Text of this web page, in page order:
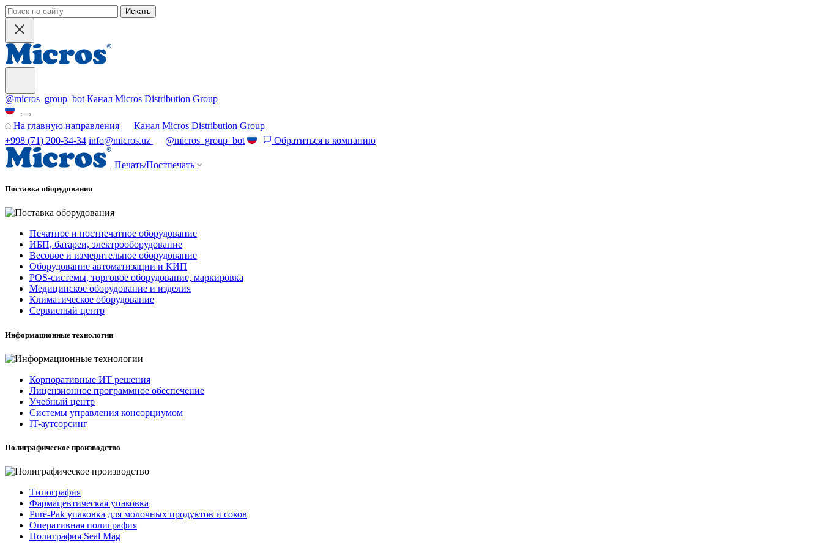
Искать
@micros_group_bot Канал Micros Distribution Group
На главную направления
Канал Micros Distribution Group
+998 (71) 200-34-34 info@micros.uz @micros_group_bot Обратиться в компанию
Печать/Постпечать
Поставка оборудования
Печатное и постпечатное оборудование
ИБП, батареи, электрооборудование
Весовое и измерительное оборудование
Оборудование автоматизации и КИП
POS-системы, торговое оборудование, маркировка
Медицинское оборудование и изделия
Климатическое оборудование
Сервисный центр
Информационные технологии
Корпоративные ИТ решения
Лицензионное программное обеспечение
Учебный центр
Системы управления консорциумом
IT-аутсорсинг
Полиграфическое производство
Типография
Фармацевтическая упаковка
Pure-Pak упаковка для молочных продуктов и соков
Оперативная полиграфия
Полиграфия Seal Mag